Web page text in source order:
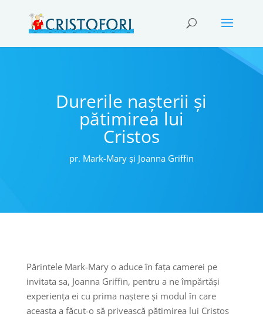
Durerile nașterii și
pătimirea lui
Cristos
pr. Mark-Mary și Joanna Griffin
Părintele Mark-Mary o aduce în fața camerei pe
invitata sa, Joanna Griffin, pentru a ne împărtăși
experiența ei cu prima naștere și modul în care
aceasta a făcut-o să privească pătimirea lui Cristos